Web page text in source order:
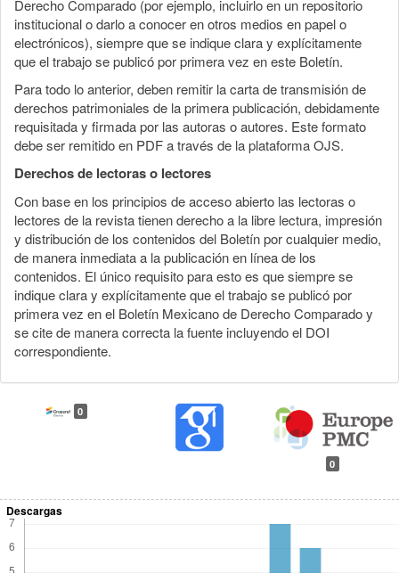
Derecho Comparado (por ejemplo, incluirlo en un repositorio
institucional o darlo a conocer en otros medios en papel o
electrónicos), siempre que se indique clara y explícitamente
que el trabajo se publicó por primera vez en este Boletín.
Para todo lo anterior, deben remitir la carta de transmisión de
derechos patrimoniales de la primera publicación, debidamente
requisitada y firmada por las autoras o autores. Este formato
debe ser remitido en PDF a través de la plataforma OJS.
Derechos de lectoras o lectores
Con base en los principios de acceso abierto las lectoras o
lectores de la revista tienen derecho a la libre lectura, impresión
y distribución de los contenidos del Boletín por cualquier medio,
de manera inmediata a la publicación en línea de los
contenidos. El único requisito para esto es que siempre se
indique clara y explícitamente que el trabajo se publicó por
primera vez en el Boletín Mexicano de Derecho Comparado y
se cite de manera correcta la fuente incluyendo el DOI
correspondiente.
0
0
Descargas